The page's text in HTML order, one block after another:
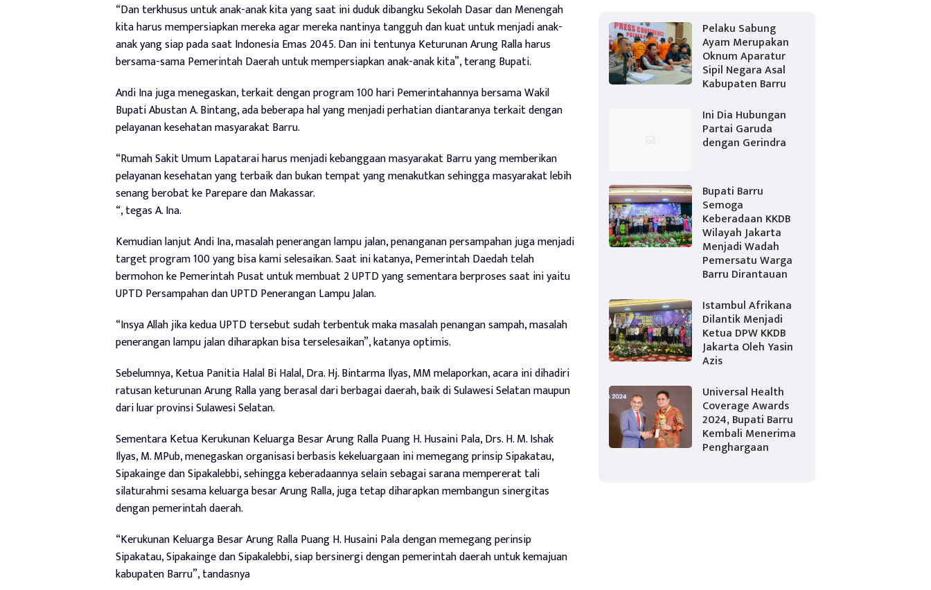
“Dan terkhusus untuk anak-anak kita yang saat ini duduk dibangku Sekolah Dasar dan Menengah
kita harus mempersiapkan mereka agar mereka nantinya tangguh dan kuat untuk menjadi anak-
anak yang siap pada saat Indonesia Emas 2045. Dan ini tentunya Keturunan Arung Ralla harus
bersama-sama Pemerintah Daerah untuk mempersiapkan anak-anak kita”, terang Bupati.
Andi Ina juga menegaskan, terkait dengan program 100 hari Pemerintahannya bersama Wakil
Bupati Abustan A. Bintang, ada beberapa hal yang menjadi perhatian diantaranya terkait dengan
pelayanan kesehatan masyarakat Barru.
“Rumah Sakit Umum Lapatarai harus menjadi kebanggaan masyarakat Barru yang memberikan
pelayanan kesehatan yang terbaik dan bukan tempat yang menakutkan sehingga masyarakat lebih
senang berobat ke Parepare dan Makassar.
“, tegas A. Ina.
Kemudian lanjut Andi Ina, masalah penerangan lampu jalan, penanganan persampahan juga menjadi
target program 100 yang bisa kami selesaikan. Saat ini katanya, Pemerintah Daedah telah
bermohon ke Pemerintah Pusat untuk membuat 2 UPTD yang sementara berproses saat ini yaitu
UPTD Persampahan dan UPTD Penerangan Lampu Jalan.
“Insya Allah jika kedua UPTD tersebut sudah terbentuk maka masalah penangan sampah, masalah
penerangan lampu jalan diharapkan bisa terselesaikan”, katanya optimis.
Sebelumnya, Ketua Panitia Halal Bi Halal, Dra. Hj. Bintarma Ilyas, MM melaporkan, acara ini dihadiri
ratusan keturunan Arung Ralla yang berasal dari berbagai daerah, baik di Sulawesi Selatan maupun
dari luar provinsi Sulawesi Selatan.
Sementara Ketua Kerukunan Keluarga Besar Arung Ralla Puang H. Husaini Pala, Drs. H. M. Ishak
Ilyas, M. MPub, menegaskan organisasi berbasis kekeluargaan ini memegang prinsip Sipakatau,
Sipakainge dan Sipakalebbi, sehingga keberadaannya selain sebagai sarana mempererat tali
silaturahmi sesama keluarga besar Arung Ralla, juga tetap diharapkan membangun sinergitas
dengan pemerintah daerah.
“Kerukunan Keluarga Besar Arung Ralla Puang H. Husaini Pala dengan memegang perinsip
Sipakatau, Sipakainge dan Sipakalebbi, siap bersinergi dengan pemerintah daerah untuk kemajuan
kabupaten Barru”, tandasnya
Pelaku Sabung
Ayam Merupakan
Oknum Aparatur
Sipil Negara Asal
Kabupaten Barru
Ini Dia Hubungan
Partai Garuda
dengan Gerindra
Bupati Barru
Semoga
Keberadaan KKDB
Wilayah Jakarta
Menjadi Wadah
Pemersatu Warga
Barru Dirantauan
Istambul Afrikana
Dilantik Menjadi
Ketua DPW KKDB
Jakarta Oleh Yasin
Azis
Universal Health
Coverage Awards
2024, Bupati Barru
Kembali Menerima
Penghargaan